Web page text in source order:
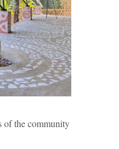
the community